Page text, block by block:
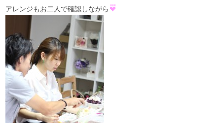
アレンジもお二人で確認しながら